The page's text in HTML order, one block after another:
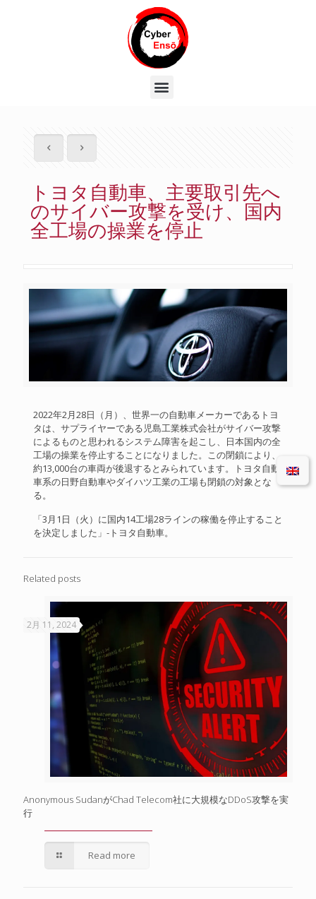
トヨタ自動車、主要取引先へ
のサイバー攻撃を受け、国内
全工場の操業を停止
2022年2月28日（月）、世界一の自動車メーカーであるトヨ
タは、サプライヤーである児島工業株式会社がサイバー攻撃
によるものと思われるシステム障害を起こし、日本国内の全
工場の操業を停止することになりました。この閉鎖により、
約13,000台の車両が後退するとみられています。トヨタ自動
車系の日野自動車やダイハツ工業の工場も閉鎖の対象とな
る。
「3月1日（火）に国内14工場28ラインの稼働を停止すること
を決定しました」-トヨタ自動車。
Related posts
2月 11, 2024
Anonymous SudanがChad Telecom社に大規模なDDoS攻撃を実
行
Read more